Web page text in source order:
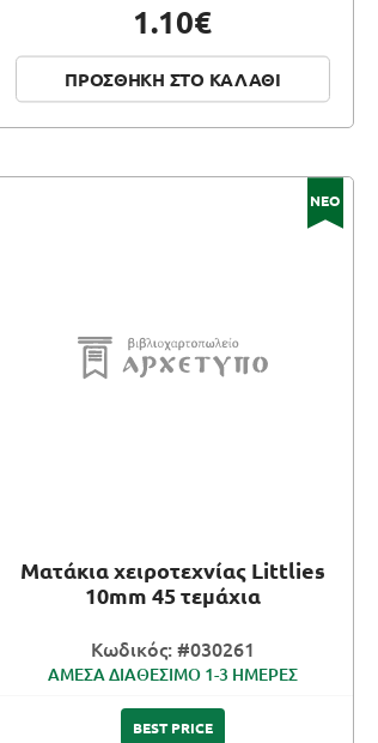
1.10€
ΠΡΟΣΘΗΚΗ ΣΤΟ ΚΑΛΑΘΙ
ΝΕΟ
Ματάκια χειροτεχνίας Littlies
10mm 45 τεμάχια
Κωδικός: #030261
ΑΜΕΣΑ ΔΙΑΘΕΣΙΜΟ 1-3 ΗΜΕΡΕΣ
BEST PRICE